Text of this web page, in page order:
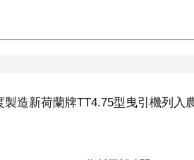
造新荷蘭牌TT4.75型曳引機列入